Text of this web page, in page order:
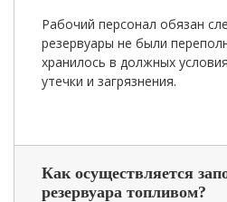
Рабочий персонал обязан
резервуары не были
хранилось в должных
утечки и загрязнения.
Как осуществляется
резервуара топливом?